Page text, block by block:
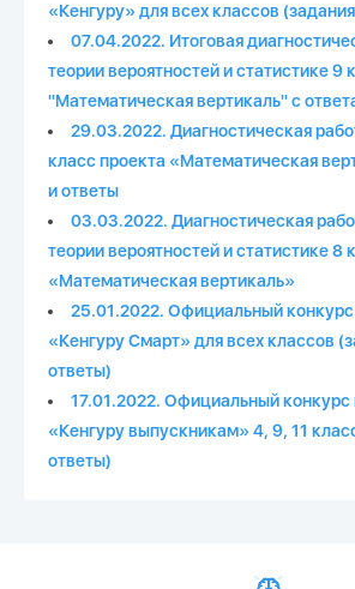
«Кенгуру» для всех классов
07.04.2022. Итоговая
теории вероятностей и статистике 9
"Математическая вертикаль" с
29.03.2022. Диагностическая
класс проекта «Математическая
и ответы
03.03.2022. Диагностическая
теории вероятностей и статистике 8
«Математическая вертикаль»
25.01.2022. Официальный
«Кенгуру Смарт» для всех классов
ответы)
17.01.2022. Официальный конкурс
«Кенгуру выпускникам» 4, 9, 11
ответы)